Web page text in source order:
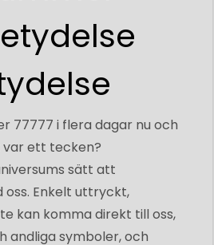
77777 i flera dagar nu och
ett tecken?
sätt att
Enkelt uttryckt,
kan komma direkt till oss,
andliga symboler, och